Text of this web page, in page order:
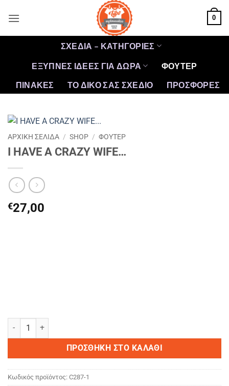
στο
0
ΣΧΕΔΙΑ – ΚΑΤΗΓΟΡΙΕΣ
ΕΞΥΠΝΕΣ ΙΔΕΕΣ ΓΙΑ ΔΩΡΑ
ΦΟΥΤΕΡ
ΠΙΝΑΚΕΣ
ΤΟ ΔΙΚΟ ΣΑΣ ΣΧΕΔΙΟ ΠΡΟΣΦΟΡΈΣ
ΑΡΧΙΚΉ ΣΕΛΊΔΑ / SHOP / ΦΟΥΤΕΡ
I HAVE A CRAZY WIFE…
€27,00
I HAVE A CRAZY WIFE... ποσότητα
ΠΡΟΣΘΉΚΗ ΣΤΟ ΚΑΛΆΘΙ
Κωδικός προϊόντος: C287-1